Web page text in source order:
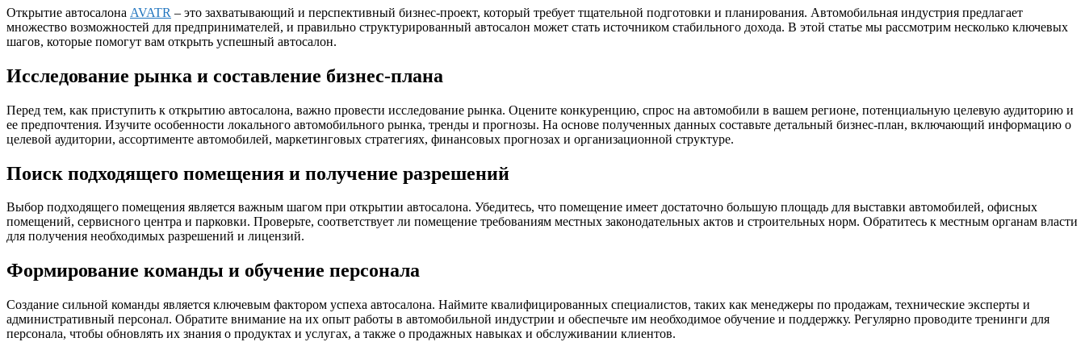
Открытие автосалона AVATR – это захватывающий и перспективный бизнес-проект, который требует тщательной подготовки и планирования. Автомобильная индустрия предлагает
множество возможностей для предпринимателей, и правильно структурированный автосалон может стать источником стабильного дохода. В этой статье мы рассмотрим несколько ключевых
шагов, которые помогут вам открыть успешный автосалон.
Исследование рынка и составление бизнес-плана
Перед тем, как приступить к открытию автосалона, важно провести исследование рынка. Оцените конкуренцию, спрос на автомобили в вашем регионе, потенциальную целевую аудиторию и
ее предпочтения. Изучите особенности локального автомобильного рынка, тренды и прогнозы. На основе полученных данных составьте детальный бизнес-план, включающий информацию о
целевой аудитории, ассортименте автомобилей, маркетинговых стратегиях, финансовых прогнозах и организационной структуре.
Поиск подходящего помещения и получение разрешений
Выбор подходящего помещения является важным шагом при открытии автосалона. Убедитесь, что помещение имеет достаточно большую площадь для выставки автомобилей, офисных
помещений, сервисного центра и парковки. Проверьте, соответствует ли помещение требованиям местных законодательных актов и строительных норм. Обратитесь к местным органам власти
для получения необходимых разрешений и лицензий.
Формирование команды и обучение персонала
Создание сильной команды является ключевым фактором успеха автосалона. Наймите квалифицированных специалистов, таких как менеджеры по продажам, технические эксперты и
административный персонал. Обратите внимание на их опыт работы в автомобильной индустрии и обеспечьте им необходимое обучение и поддержку. Регулярно проводите тренинги для
персонала, чтобы обновлять их знания о продуктах и услугах, а также о продажных навыках и обслуживании клиентов.